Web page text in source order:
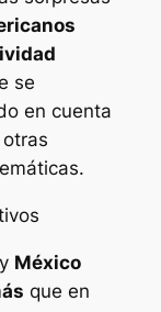
se
en cuenta
México
que en